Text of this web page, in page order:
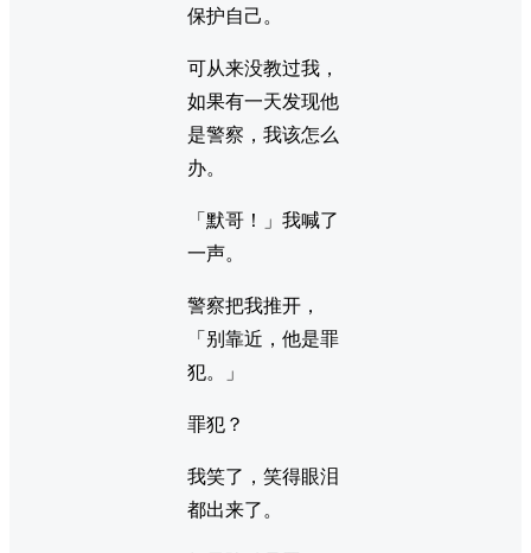
保护自己。
可从来没教过我，
如果有一天发现他
是警察，我该怎么
办。
「默哥！」我喊了
一声。
警察把我推开，
「别靠近，他是罪
犯。」
罪犯？
我笑了，笑得眼泪
都出来了。